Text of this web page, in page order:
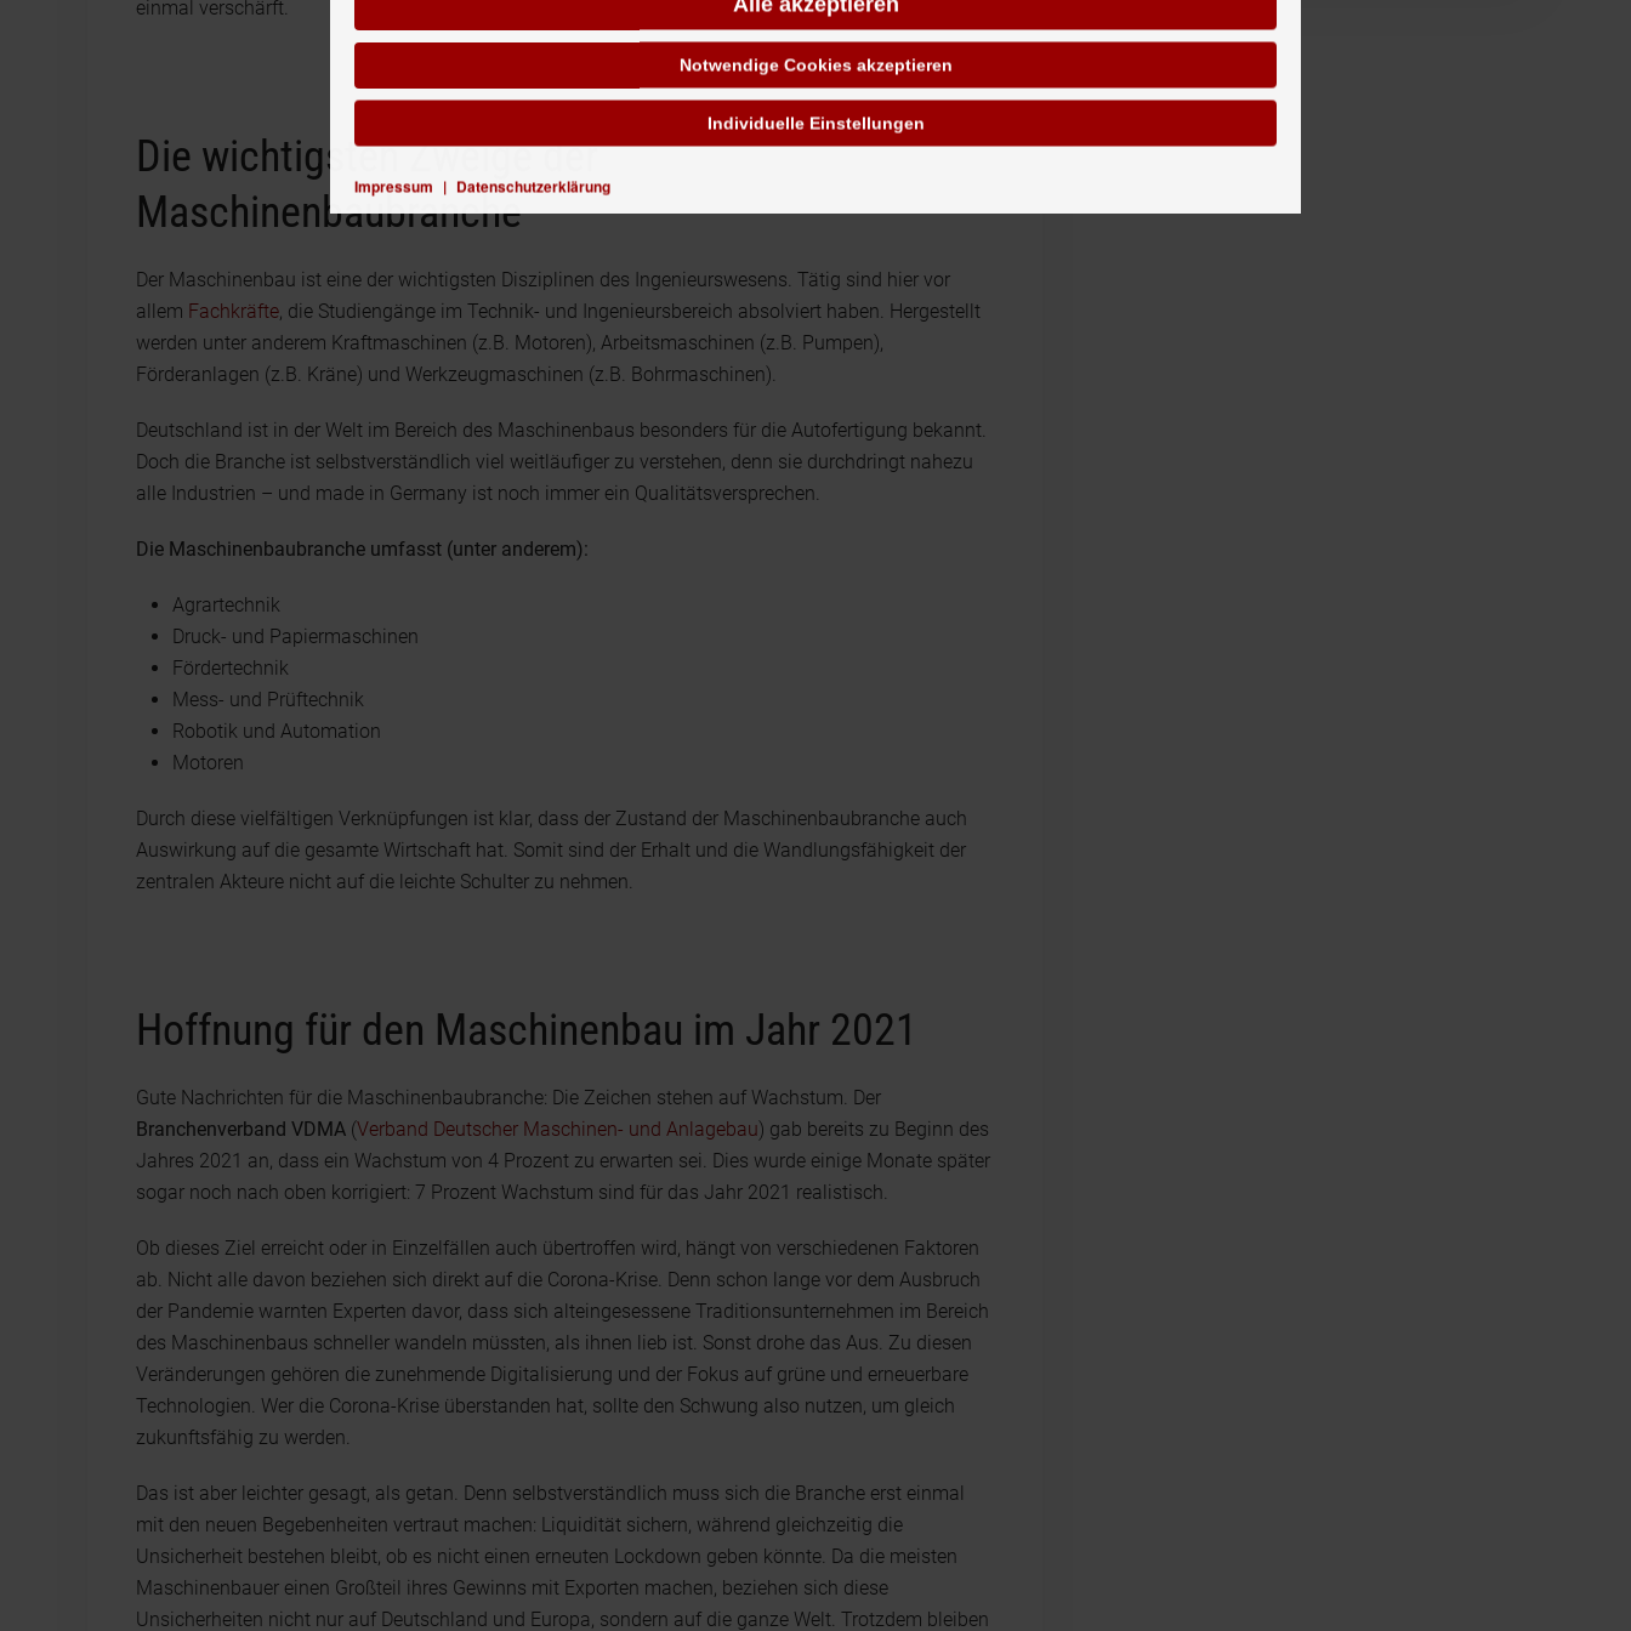
einmal verschärft.
Die wichtigsten Zweige der
Maschinenbaubranche
Der Maschinenbau ist eine der wichtigsten Disziplinen des Ingenieurswesens. Tätig sind hier vor
allem Fachkräfte, die Studiengänge im Technik- und Ingenieursbereich absolviert haben. Hergestellt
werden unter anderem Kraftmaschinen (z.B. Motoren), Arbeitsmaschinen (z.B. Pumpen),
Förderanlagen (z.B. Kräne) und Werkzeugmaschinen (z.B. Bohrmaschinen).
Deutschland ist in der Welt im Bereich des Maschinenbaus besonders für die Autofertigung bekannt.
Doch die Branche ist selbstverständlich viel weitläufiger zu verstehen, denn sie durchdringt nahezu
alle Industrien – und made in Germany ist noch immer ein Qualitätsversprechen.
Die Maschinenbaubranche umfasst (unter anderem):
Agrartechnik
Druck- und Papiermaschinen
Fördertechnik
Mess- und Prüftechnik
Robotik und Automation
Motoren
Durch diese vielfältigen Verknüpfungen ist klar, dass der Zustand der Maschinenbaubranche auch
Auswirkung auf die gesamte Wirtschaft hat. Somit sind der Erhalt und die Wandlungsfähigkeit der
zentralen Akteure nicht auf die leichte Schulter zu nehmen.
Hoffnung für den Maschinenbau im Jahr 2021
Gute Nachrichten für die Maschinenbaubranche: Die Zeichen stehen auf Wachstum. Der
Branchenverband VDMA (Verband Deutscher Maschinen- und Anlagebau) gab bereits zu Beginn des
Jahres 2021 an, dass ein Wachstum von 4 Prozent zu erwarten sei. Dies wurde einige Monate später
sogar noch nach oben korrigiert: 7 Prozent Wachstum sind für das Jahr 2021 realistisch.
Ob dieses Ziel erreicht oder in Einzelfällen auch übertroffen wird, hängt von verschiedenen Faktoren
ab. Nicht alle davon beziehen sich direkt auf die Corona-Krise. Denn schon lange vor dem Ausbruch
der Pandemie warnten Experten davor, dass sich alteingesessene Traditionsunternehmen im Bereich
des Maschinenbaus schneller wandeln müssten, als ihnen lieb ist. Sonst drohe das Aus. Zu diesen
Veränderungen gehören die zunehmende Digitalisierung und der Fokus auf grüne und erneuerbare
Technologien. Wer die Corona-Krise überstanden hat, sollte den Schwung also nutzen, um gleich
zukunftsfähig zu werden.
Das ist aber leichter gesagt, als getan. Denn selbstverständlich muss sich die Branche erst einmal
mit den neuen Begebenheiten vertraut machen: Liquidität sichern, während gleichzeitig die
Unsicherheit bestehen bleibt, ob es nicht einen erneuten Lockdown geben könnte. Da die meisten
Maschinenbauer einen Großteil ihres Gewinns mit Exporten machen, beziehen sich diese
Unsicherheiten nicht nur auf Deutschland und Europa, sondern auf die ganze Welt. Trotzdem bleiben
Notwendige Cookies akzeptieren
Impressum | Datenschutzerklärung
Individuelle Einstellungen